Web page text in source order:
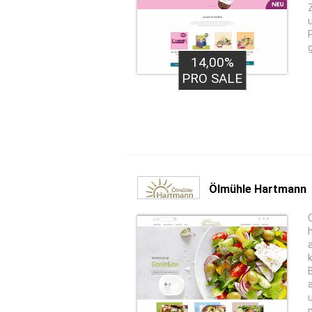
14,00%
PRO SALE
Ölmühle Hartmann